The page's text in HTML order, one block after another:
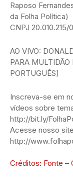
Raposo
da Folha Política)
CNPJ 20.010.215/
AO VIVO:
PARA
PORTUGUÊS]
Inscreva-se em
vídeos sobre
http://bit.ly/
Acesse nosso
http://
Créditos: Fonte –